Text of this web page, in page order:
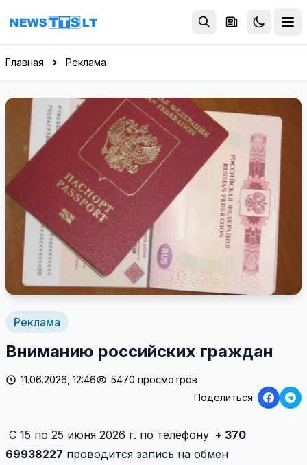
Перейти к содержимому
Главная Реклама
Реклама
Вниманию российских граждан
11.06.2026, 12:46
5470 просмотров
Поделиться:
С 15 по 25 июня 2026 г. по телефону + 370
69938227 проводится запись на обмен